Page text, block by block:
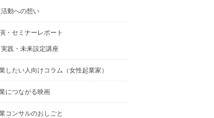
活動への想い
・セミナーレポート
実践・未来設定講座
したい人向けコラム（女性起業家）
につながる映画
コンサルのおしごと